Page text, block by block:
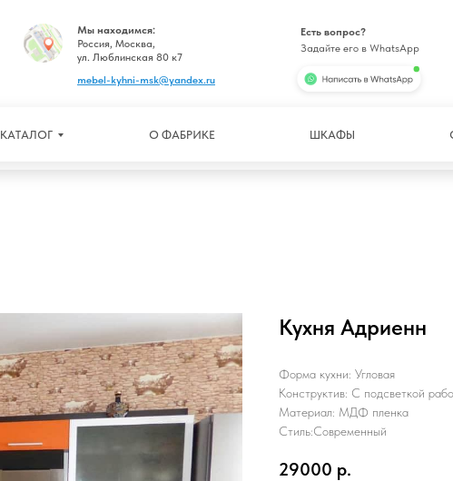
КАТАЛОГ О ФАБРИКЕ ШКАФЫ
Мы находимся:
Россия, Москва,
ул. Люблинская 80 к7
mebel-kyhni-msk@yandex.ru
Есть вопрос?
Задайте его в WhatsApp
Кухня Адриенн
Форма кухни: Угловая
Конструктив: С подсветкой
Материал: МДФ пленка
Стиль:Современный
29000 р.